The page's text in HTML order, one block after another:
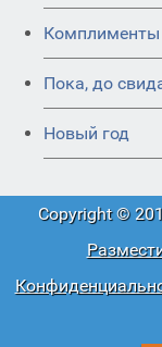
Комплименты
Пока, до
Новый год
Copyright ©